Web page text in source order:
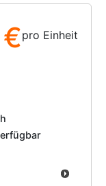
pro Einheit